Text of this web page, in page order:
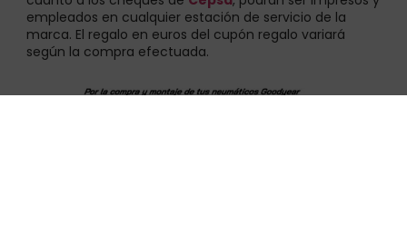
empleados en cualquier estación de servicio de la
marca. El regalo en euros del cupón regalo variará
según la compra efectuada.